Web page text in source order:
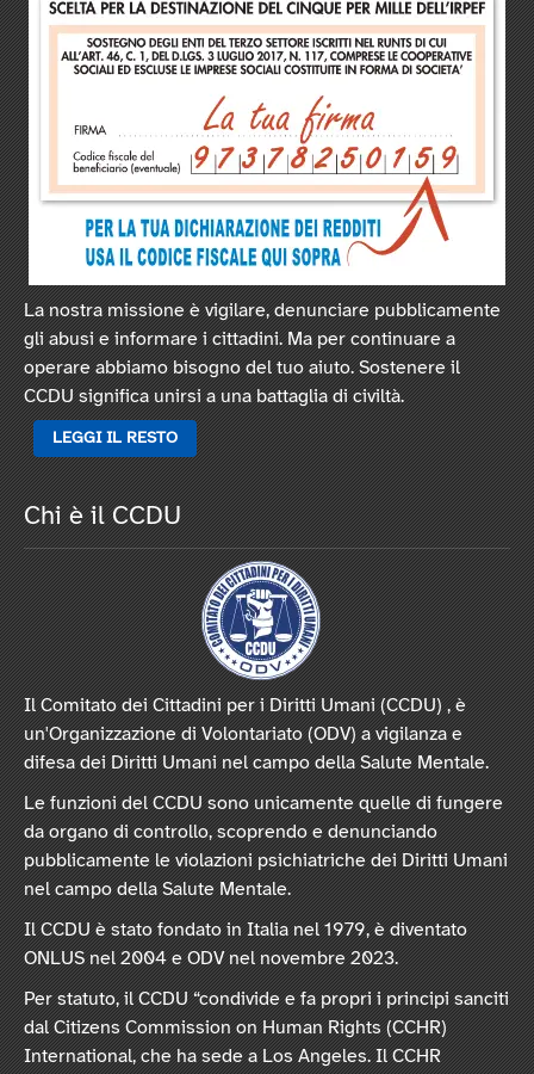
La nostra missione è vigilare, denunciare pubblicamente
gli abusi e informare i cittadini. Ma per continuare a
operare abbiamo bisogno del tuo aiuto. Sostenere il
CCDU significa unirsi a una battaglia di civiltà.
LEGGI IL RESTO
Chi è il CCDU
Il Comitato dei Cittadini per i Diritti Umani (CCDU) , è
un'Organizzazione di Volontariato (ODV) a vigilanza e
difesa dei Diritti Umani nel campo della Salute Mentale.
Le funzioni del CCDU sono unicamente quelle di fungere
da organo di controllo, scoprendo e denunciando
pubblicamente le violazioni psichiatriche dei Diritti Umani
nel campo della Salute Mentale.
Il CCDU è stato fondato in Italia nel 1979, è diventato
ONLUS nel 2004 e ODV nel novembre 2023.
Per statuto, il CCDU “condivide e fa propri i principi sanciti
dal Citizens Commission on Human Rights (CCHR)
International, che ha sede a Los Angeles. Il CCHR